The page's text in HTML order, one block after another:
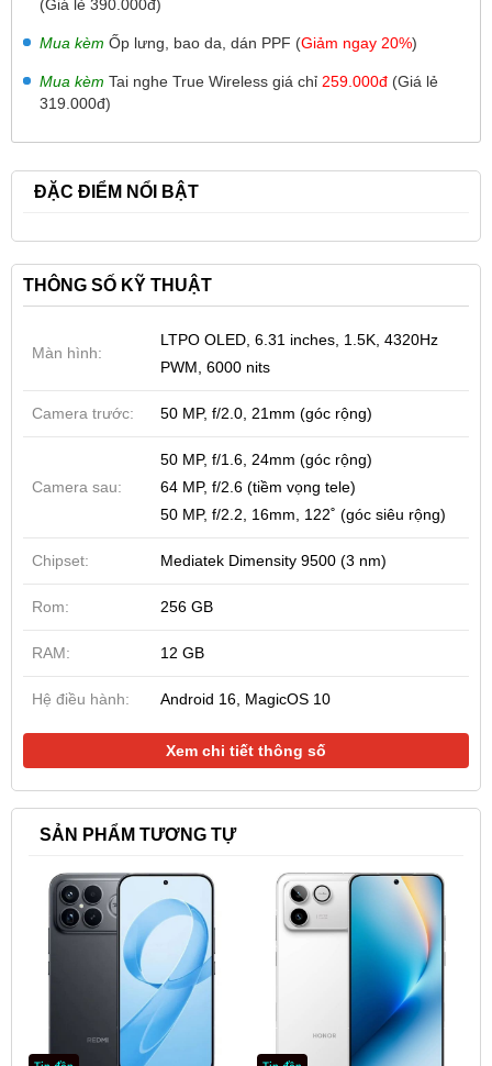
(Giá lẻ 390.000đ)
Mua kèm Ốp lưng, bao da, dán PPF (Giảm ngay 20%)
Mua kèm Tai nghe True Wireless giá chỉ 259.000đ (Giá lẻ
319.000đ)
ĐẶC ĐIỂM NỔI BẬT
THÔNG SỐ KỸ THUẬT
Màn hình:
LTPO OLED, 6.31 inches, 1.5K, 4320Hz
PWM, 6000 nits
Camera trước: 50 MP, f/2.0, 21mm (góc rộng)
Camera sau:
50 MP, f/1.6, 24mm (góc rộng)
64 MP, f/2.6 (tiềm vọng tele)
50 MP, f/2.2, 16mm, 122˚ (góc siêu rộng)
Chipset: Mediatek Dimensity 9500 (3 nm)
Rom: 256 GB
RAM: 12 GB
Hệ điều hành: Android 16, MagicOS 10
Xem chi tiết thông số
SẢN PHẨM TƯƠNG TỰ